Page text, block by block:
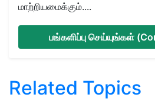
மாற்றியமைக்கும்....
பங்களிப்பு செய்யுங்கள்
Related Topics